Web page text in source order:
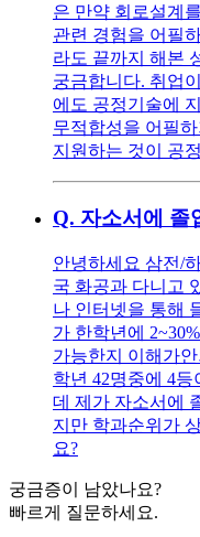
은 만약 회로설계
관련 경험을 어필
라도 끝까지 해본
궁금합니다. 취업
에도 공정기술에
무적합성을 어필
지원하는 것이 공
Q. 자소서에 졸
안녕하세요 삼전/
국 화공과 다니고
나 인터넷을 통해
가 한학년에
가능한지 이해가
학년 42명중에 4
데 제가 자소서에
지만 학과순위가
요?
궁금증이 남았나요?
빠르게 질문하세요.